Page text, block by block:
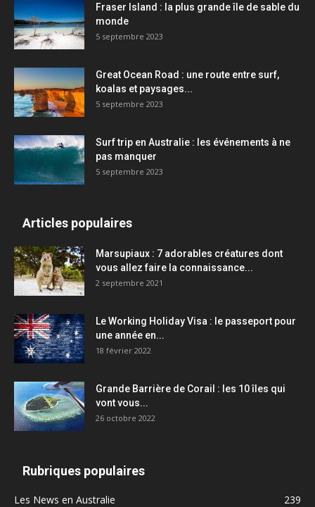
Fraser Island : la plus grande île de sable du
monde
5 septembre 2023
Great Ocean Road : une route entre surf,
koalas et paysages...
5 septembre 2023
Surf trip en Australie : les événements à ne
pas manquer
5 septembre 2023
Articles populaires
Marsupiaux : 7 adorables créatures dont
vous allez faire la connaissance...
2 septembre 2021
Le Working Holiday Visa : le passeport pour
une année en...
18 février 2022
Grande Barrière de Corail : les 10 îles qui
vont vous...
26 octobre 2022
Rubriques populaires
Les News en Australie
239